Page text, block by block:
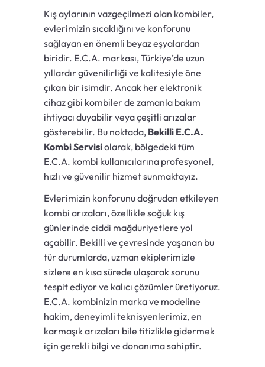
Kış aylarının vazgeçilmezi olan kombiler,
evlerimizin sıcaklığını ve konforunu
sağlayan en önemli beyaz eşyalardan
biridir. E.C.A. markası, Türkiye’de uzun
yıllardır güvenilirliği ve kalitesiyle öne
çıkan bir isimdir. Ancak her elektronik
cihaz gibi kombiler de zamanla bakım
ihtiyacı duyabilir veya çeşitli arızalar
gösterebilir. Bu noktada, Bekilli E.C.A.
Kombi Servisiolarak, bölgedeki tüm
E.C.A. kombi kullanıcılarına profesyonel,
hızlı ve güvenilir hizmet sunmaktayız.
Evlerimizin konforunu doğrudan etkileyen
kombi arızaları, özellikle soğuk kış
günlerinde ciddi mağduriyetlere yol
açabilir. Bekilli ve çevresinde yaşanan bu
tür durumlarda, uzman ekiplerimizle
sizlere en kısa sürede ulaşarak sorunu
tespit ediyor ve kalıcı çözümler üretiyoruz.
E.C.A. kombinizin marka ve modeline
hakim, deneyimli teknisyenlerimiz, en
karmaşık arızaları bile titizlikle gidermek
için gerekli bilgi ve donanıma sahiptir.